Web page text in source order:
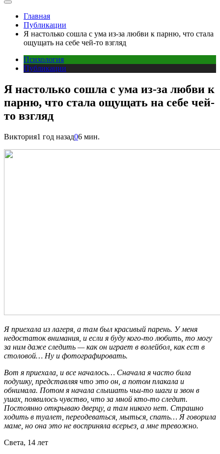
Главная
Публикации
Я настолько сошла с ума из-за любви к парню, что стала
ощущать на себе чей-то взгляд
Психология
Публикации
Я настолько сошла с ума из-за любви к
парню, что стала ощущать на себе чей-
то взгляд
Виктория1 год назад06 мин.
Я приехала из лагеря, а там был красивый парень. У меня
недостаток внимания, и если я буду кого-то любить , то могу
за ним даже следить — как он играет в волейбол, как ест в
столовой… Ну и фотографировать.
Вот я приехала, и все началось… Сначала я часто била
подушку, представляя что это он, а потом плакала и
обнимала. Потом я начала слышать чьи-то шаги и звон в
ушах, появилось чувство, что за мной кто-то следит.
Постоянно открываю дверцу, а там никого нет. Страшно
ходить в туалет, переодеваться, мыться, спать… Я говорила
маме, но она это не восприняла всерьез, а мне тревожно.
Света, 14 лет